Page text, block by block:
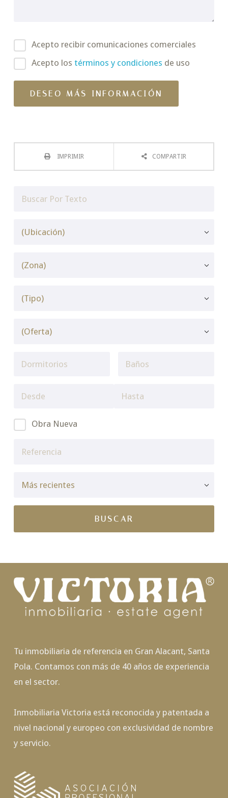
Acepto recibir comunicaciones comerciales
Acepto los términos y condiciones de uso
IMPRIMIR COMPARTIR
Obra Nueva
Tu inmobiliaria de referencia en Gran Alacant, Santa
Pola. Contamos con más de 40 años de experiencia
en el sector.
Inmobiliaria Victoria está reconocida y patentada a
nivel nacional y europeo con exclusividad de nombre
y servicio.